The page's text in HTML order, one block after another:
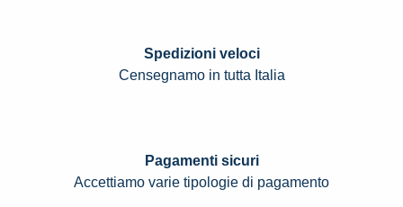
Spedizioni veloci
Censegnamo in tutta Italia
Pagamenti sicuri
Accettiamo varie tipologie di pagamento